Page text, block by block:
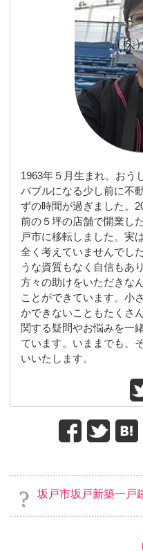
1963年５月生まれ。おう
バブルになる少し前に不
ずの時間が過ぎました。
前の５坪の店舗で開業し
戸市に移転しました。実
全く考えていませんでし
うな資質もなく自信もあ
方々の助けをいただきな
ことができています。小
かできないこともたくさ
関する疑問やお悩みを一
ています。いままでも、
いいたします。
坂戸市坂戸新築一戸